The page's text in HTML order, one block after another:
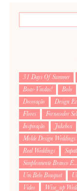
31 Days Of Summer
Boas-Vindas!
Bolo
Decoração
Design
Flores
Fornecedor
Inspiração
Jukebox
Molde Design Weddings
Real Weddings
Simplesmente Branco É...
Um Belo Bouquet
Video
Wise_up